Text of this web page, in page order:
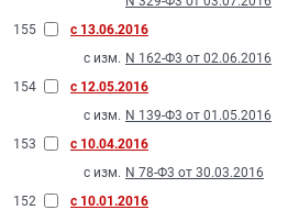
155
с 13.06.2016
с изм. N 162-Ф3 от 02.06.2016
154
с 12.05.2016
с изм. N 139-Ф3 от 01.05.2016
153
с 10.04.2016
с изм. N 78-Ф3 от 30.03.2016
152
с 10.01.2016